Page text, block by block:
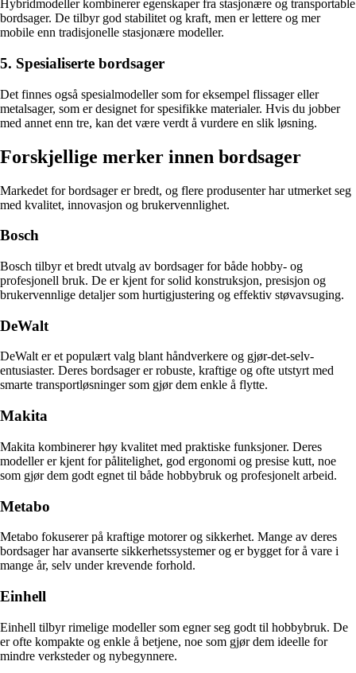
Hybridmodeller kombinerer egenskaper fra stasjonære og transportable
bordsager. De tilbyr god stabilitet og kraft, men er lettere og mer
mobile enn tradisjonelle stasjonære modeller.
5. Spesialiserte bordsager
Det finnes også spesialmodeller som for eksempel flissager eller
metalsager, som er designet for spesifikke materialer. Hvis du jobber
med annet enn tre, kan det være verdt å vurdere en slik løsning.
Forskjellige merker innen bordsager
Markedet for bordsager er bredt, og flere produsenter har utmerket seg
med kvalitet, innovasjon og brukervennlighet.
Bosch
Bosch tilbyr et bredt utvalg av bordsager for både hobby- og
profesjonell bruk. De er kjent for solid konstruksjon, presisjon og
brukervennlige detaljer som hurtigjustering og effektiv støvavsuging.
DeWalt
DeWalt er et populært valg blant håndverkere og gjør-det-selv-
entusiaster. Deres bordsager er robuste, kraftige og ofte utstyrt med
smarte transportløsninger som gjør dem enkle å flytte.
Makita
Makita kombinerer høy kvalitet med praktiske funksjoner. Deres
modeller er kjent for pålitelighet, god ergonomi og presise kutt, noe
som gjør dem godt egnet til både hobbybruk og profesjonelt arbeid.
Metabo
Metabo fokuserer på kraftige motorer og sikkerhet. Mange av deres
bordsager har avanserte sikkerhetssystemer og er bygget for å vare i
mange år, selv under krevende forhold.
Einhell
Einhell tilbyr rimelige modeller som egner seg godt til hobbybruk. De
er ofte kompakte og enkle å betjene, noe som gjør dem ideelle for
mindre verksteder og nybegynnere.